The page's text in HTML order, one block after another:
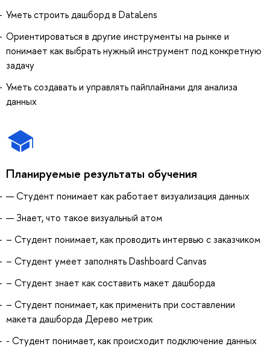
Уметь строить дашборд в DataLens
Ориентироваться в другие инструменты на рынке и
понимает как выбрать нужный инструмент под конкретную
задачу
Уметь создавать и управлять пайплайнами для анализа
данных
Планируемые результаты обучения
— Студент понимает как работает визуализация данных
— Знает, что такое визуальный атом
– Студент понимает, как проводить интервью с заказчиком
– Студент умеет заполнять Dashboard Canvas
– Студент знает как составить макет дашборда
– Студент понимает, как применить при составлении
макета дашборда Дерево метрик
- Студент понимает, как происходит подключение данных